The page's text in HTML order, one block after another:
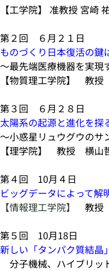
【工学院】 准教授 宮崎
第２回 ６月２１日
ものづくり日本復活の鍵
〜最先端医療機器を実現
【物質理工学院】 教
第３回 ６月２８日
太陽系の起源と進化を探
～小惑星リュウグウのサ
【理学院】 教授 横
第４回 10月４日
ビッグデータによって
【情報理工学院】 教授
第５回 10月18日
新しい「タンパク質結晶
分子機械、ハイブリッ